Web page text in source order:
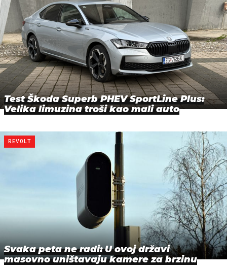
Test Škoda Superb PHEV SportLine Plus:
Velika limuzina troši kao mali auto
REVOLT
Svaka peta ne radi: U ovoj državi
masovno uništavaju kamere za brzinu